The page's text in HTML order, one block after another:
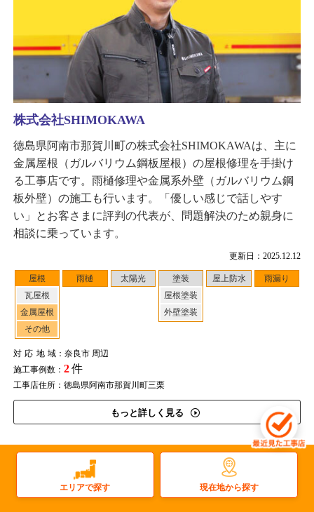
更新日：2025.12.12
屋根
瓦屋根
金属屋根
その他
雨樋 太陽光
塗装
屋根塗装
外壁塗装
屋上防水 雨漏り
対応地域：奈良市 周辺
施工事例数： 2件
工事店住所：徳島県阿南市那賀川町三栗
もっと詳しく見る
株式会社SHIMOKAWA
徳島県阿南市那賀川町の株式会社SHIMOKAWAは、主に
金属屋根（ガルバリウム鋼板屋根）の屋根修理を手掛け
る工事店です。雨樋修理や金属系外壁（ガルバリウム鋼
板外壁）の施工も行います。「優しい感じで話しやす
い」とお客さまに評判の代表が、問題解決のため親身に
相談に乗っています。
最初
エリアで探す 現在地から探す